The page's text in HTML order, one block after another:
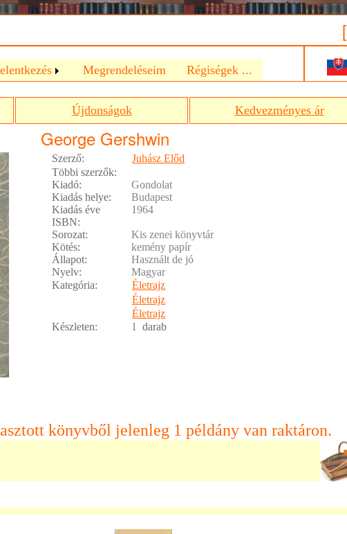
[
Megrendeléseim Régiségek ...
Újdonságok Kedvezményes ár
George Gershwin
Szerző:
Juhász Előd
Többi szerzők:
Kiadó:
Gondolat
Kiadás helye:
Budapest
Kiadás éve
1964
ISBN:
Sorozat:
Kis zenei könyvtár
Kötés:
kemény papír
Állapot:
Használt de jó
Nyelv:
Magyar
Kategória:
Életrajz
Életrajz
Életrajz
Készleten:
1 darab
könyvből jelenleg 1 példány van raktáron.